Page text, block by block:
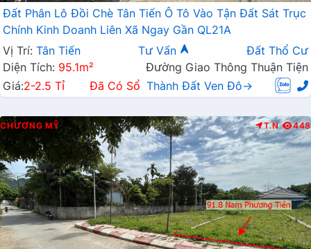
Đất Phân Lô Đồi Chè Tân Tiến Ô Tô Vào Tận Đất Sát Trục
Chính Kinh Doanh Liên Xã Ngay Gần QL21A
Vị Trí: Tân Tiến Tư Vấn
Đất Thổ Cư
Diện Tích: 95.1m²
Đường Giao Thông Thuận Tiện
Giá:2-2.5 Tỉ Đã Có Sổ Thành Đất Ven Đô→
CHƯƠNG MỸ T.N 448